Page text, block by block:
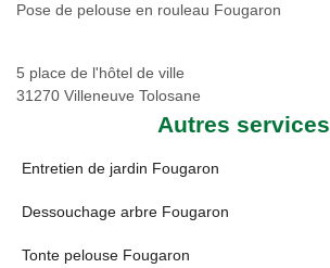
Pose de pelouse en rouleau Fougaron
5 place de l'hôtel de ville
31270 Villeneuve Tolosane
Autres services
Entretien de jardin Fougaron
Dessouchage arbre Fougaron
Tonte pelouse Fougaron